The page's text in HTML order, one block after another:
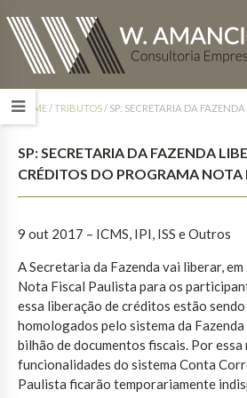
HOME/TRIBUTOS/ SP: SECRETARIA DA
SP: SECRETARIA DA FAZENDA
CRÉDITOS DO PROGRAMA NOTA
9 out 2017 – ICMS, IPI, ISS e Outros
A Secretaria da Fazenda vai liberar,
Nota Fiscal Paulista para os
essa liberação de créditos estão
homologados pelo sistema da
bilhão de documentos fiscais. Por essa
funcionalidades do sistema Conta
Paulista ficarão temporariamente